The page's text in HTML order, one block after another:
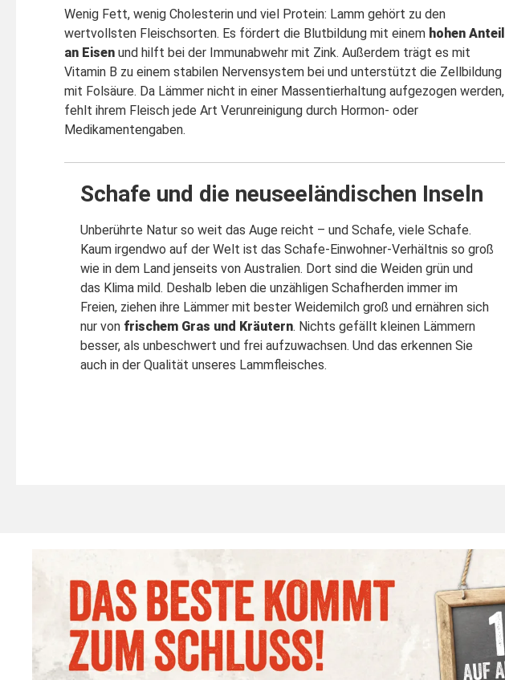
Wenig Fett, wenig Cholesterin und viel Protein: Lamm gehört zu den
wertvollsten Fleischsorten. Es fördert die Blutbildung mit einem hohen Anteil
an Eisen und hilft bei der Immunabwehr mit Zink. Außerdem trägt es mit
Vitamin B zu einem stabilen Nervensystem bei und unterstützt die Zellbildung
mit Folsäure. Da Lämmer nicht in einer Massentierhaltung aufgezogen werden,
fehlt ihrem Fleisch jede Art Verunreinigung durch Hormon- oder
Medikamentengaben.
Schafe und die neuseeländischen Inseln
Unberührte Natur so weit das Auge reicht – und Schafe, viele Schafe.
Kaum irgendwo auf der Welt ist das Schafe-Einwohner-Verhältnis so groß
wie in dem Land jenseits von Australien. Dort sind die Weiden grün und
das Klima mild. Deshalb leben die unzähligen Schafherden immer im
Freien, ziehen ihre Lämmer mit bester Weidemilch groß und ernähren sich
nur von frischem Gras und Kräutern. Nichts gefällt kleinen Lämmern
besser, als unbeschwert und frei aufzuwachsen. Und das erkennen Sie
auch in der Qualität unseres Lammfleisches.